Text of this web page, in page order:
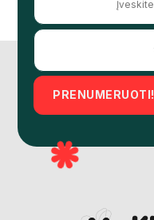
PRENUMERUOTI!